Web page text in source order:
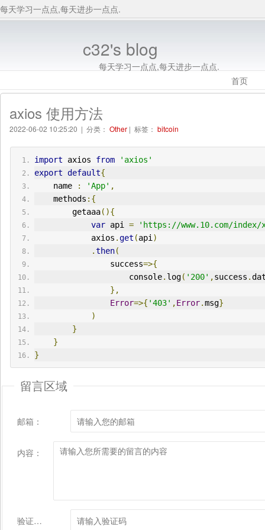
每天学习一点点,每天进步一点点.
c32's blog
每天学习一点点,每天进步一点点.
首页
axios 使用方法
2022-06-02 10:25:20 | 分类： Other | 标签： bitcoin
import axios from
'axios'
export default{
    name
: 'App' ,
    methods
:{
        getaaa
(){
var api =
'https://www.10.com/index/
            axios
.get (api )
.then(
                success
=>{
                    console
. log( '200' ,success .
},
Error=>{ '403' ,Error.msg}
)
}
}
}
留言区域
邮箱：
内容：
验证码：